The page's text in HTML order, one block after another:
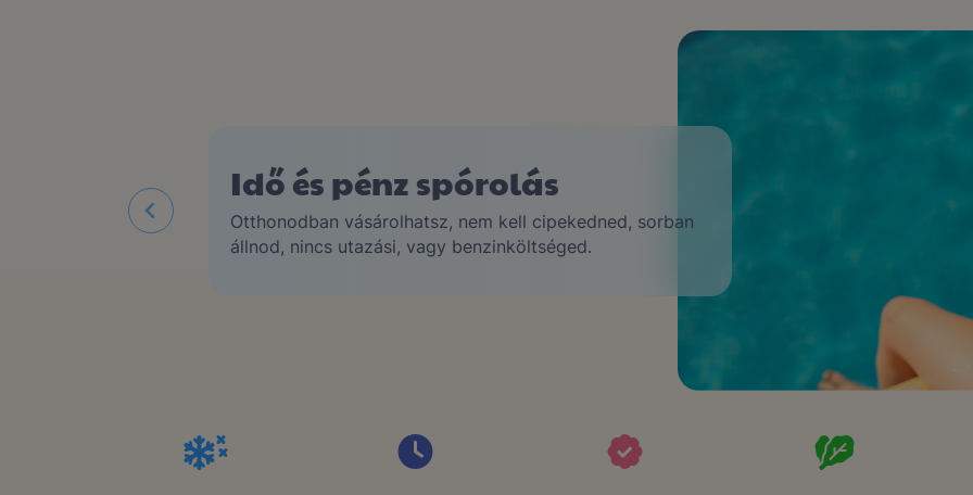
otthonról, akár online
megrendeléssel
Online rendelési felületünkön 5 perc alatt elvégezheted a